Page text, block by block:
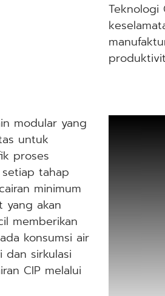
modular yang
untuk
proses
tahap
minimum
yang akan
memberikan
konsumsi air
dan sirkulasi
CIP melalui